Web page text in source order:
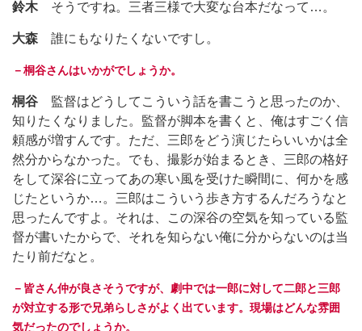
鈴木 そうですね。三者三様で大変な台本だなって…。
大森 誰にもなりたくないですし。
－桐谷さんはいかがでしょうか。
桐谷 監督はどうしてこういう話を書こうと思ったのか、
知りたくなりました。監督が脚本を書くと、俺はすごく信
頼感が増すんです。ただ、三郎をどう演じたらいいかは全
然分からなかった。でも、撮影が始まるとき、三郎の格好
をして深谷に立ってあの寒い風を受けた瞬間に、何かを感
じたというか…。三郎はこういう歩き方するんだろうなと
思ったんですよ。それは、この深谷の空気を知っている監
督が書いたからで、それを知らない俺に分からないのは当
たり前だなと。
－皆さん仲が良さそうですが、劇中では一郎に対して二郎と三郎
が対立する形で兄弟らしさがよく出ています。現場はどんな雰囲
気だったのでしょうか。